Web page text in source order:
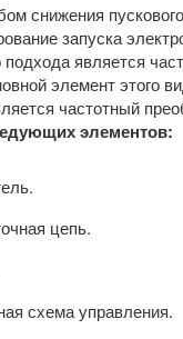
снижения
запуска
является
элемент этого
частотный
элементов:
цепь.
схема управления.